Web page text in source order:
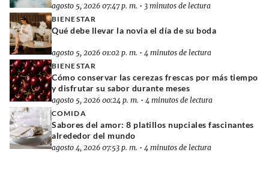
agosto 5, 2026 07:47 p. m. • 3 minutos de lectura
BIENESTAR
Qué debe llevar la novia el día de su boda
agosto 5, 2026 01:02 p. m. • 4 minutos de lectura
BIENESTAR
Cómo conservar las cerezas frescas por más tiempo
y disfrutar su sabor durante meses
agosto 5, 2026 00:24 p. m. • 4 minutos de lectura
COMIDA
Sabores del amor: 8 platillos nupciales fascinantes
alrededor del mundo
agosto 4, 2026 07:53 p. m. • 4 minutos de lectura